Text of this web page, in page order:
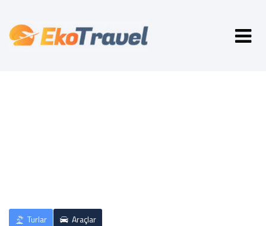
Turlar Araçlar